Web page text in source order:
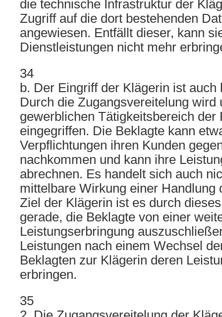
die technische Infrastruktur der
Zugriff auf die dort bestehenden
angewiesen. Entfällt dieser, kann
Dienstleistungen nicht mehr
34
b. Der Eingriff der Klägerin ist auch
Durch die Zugangsvereitelung wird
gewerblichen Tätigkeitsbereich der
eingegriffen. Die Beklagte kann
Verpflichtungen ihren Kunden
nachkommen und kann ihre
abrechnen. Es handelt sich auch
mittelbare Wirkung einer Handlung
Ziel der Klägerin ist es durch
gerade, die Beklagte von einer
Leistungserbringung
Leistungen nach einem Wechsel
Beklagten zur Klägerin deren
erbringen.
35